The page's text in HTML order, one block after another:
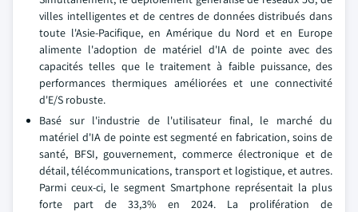
villes intelligentes et de centres de données distribués dans
toute l'Asie-Pacifique, en Amérique du Nord et en Europe
alimente l'adoption de matériel d'IA de pointe avec des
capacités telles que le traitement à faible puissance, des
performances thermiques améliorées et une connectivité
d'E/S robuste.
Basé sur l'industrie de l'utilisateur final, le marché du
matériel d'IA de pointe est segmenté en fabrication, soins de
santé, BFSI, gouvernement, commerce électronique et de
détail, télécommunications, transport et logistique, et autres.
Parmi ceux-ci, le segment Smartphone représentait la plus
forte part de 33,3% en 2024. La prolifération de